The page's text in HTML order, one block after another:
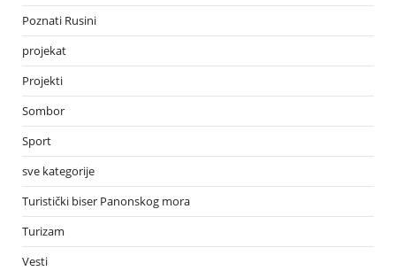
Poznati Rusini
projekat
Projekti
Sombor
Sport
sve kategorije
Turistički biser Panonskog mora
Turizam
Vesti